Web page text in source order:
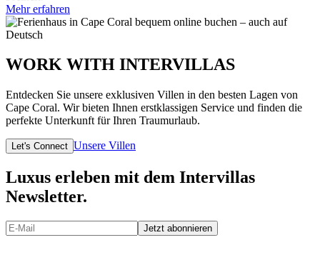
Mehr erfahren
WORK WITH INTERVILLAS
Entdecken Sie unsere exklusiven Villen in den besten Lagen von
Cape Coral. Wir bieten Ihnen erstklassigen Service und finden die
perfekte Unterkunft für Ihren Traumurlaub.
Let's Connect Unsere Villen
Luxus erleben mit dem Intervillas
Newsletter.
Jetzt abonnieren